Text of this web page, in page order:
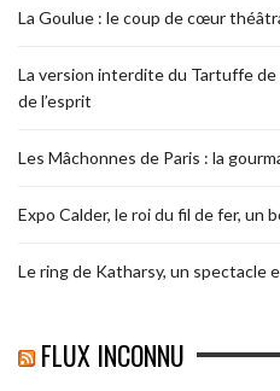
La Goulue : le coup de cœur
La version interdite du Tartuffe de
de l’esprit
Les Mâchonnes de Paris : la
Expo Calder, le roi du fil de fer, un
Le ring de Katharsy, un spectacle
FLUX INCONNU